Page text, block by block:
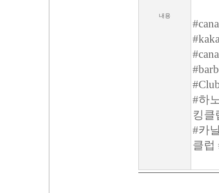
내용
#하
킹클
#카
클럽